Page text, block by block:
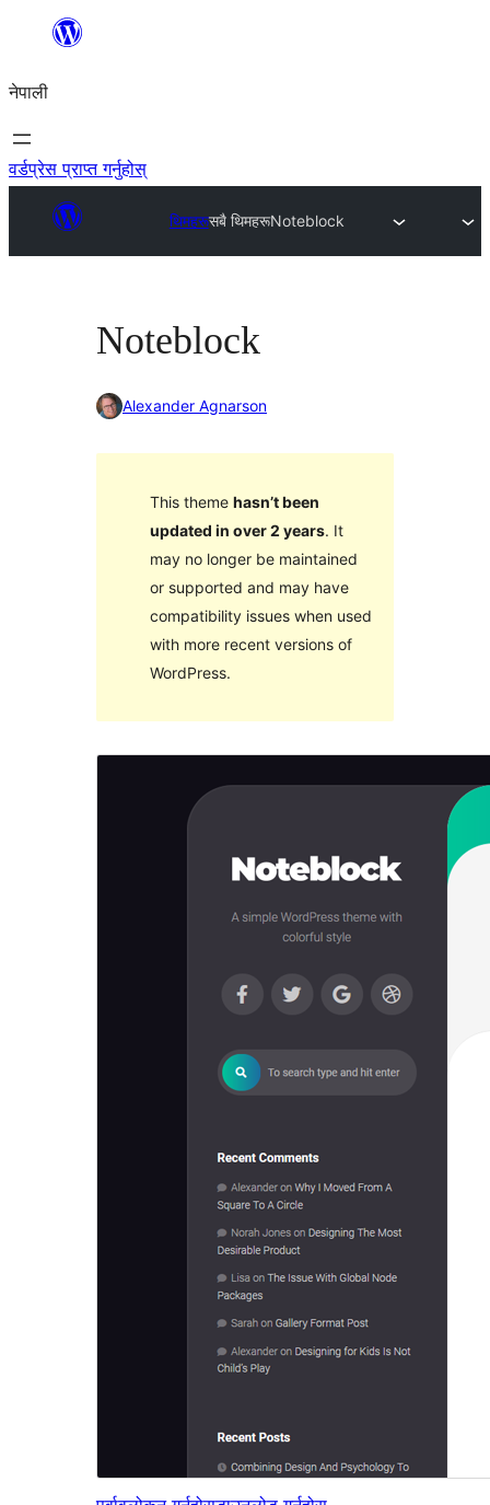
सामग्रीमा
नेपाली
वर्डप्रेस प्राप्त गर्नुहोस्
थिमहरूसबै थिमहरूNoteblock
Noteblock
Alexander Agnarson
This theme hasn’t been
updated in over 2 years. It
may no longer be maintained
or supported and may have
compatibility issues when used
with more recent versions of
WordPress.